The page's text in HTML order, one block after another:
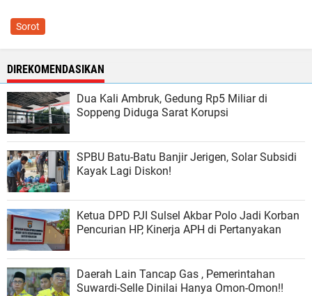
Sorot
DIREKOMENDASIKAN
Dua Kali Ambruk, Gedung Rp5 Miliar di
Soppeng Diduga Sarat Korupsi
SPBU Batu-Batu Banjir Jerigen, Solar Subsidi
Kayak Lagi Diskon!
Ketua DPD PJI Sulsel Akbar Polo Jadi Korban
Pencurian HP, Kinerja APH di Pertanyakan
Daerah Lain Tancap Gas , Pemerintahan
Suwardi-Selle Dinilai Hanya Omon-Omon!!